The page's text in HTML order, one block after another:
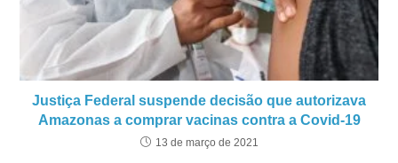
Justiça Federal suspende decisão que autorizava
Amazonas a comprar vacinas contra a Covid-19
13 de março de 2021